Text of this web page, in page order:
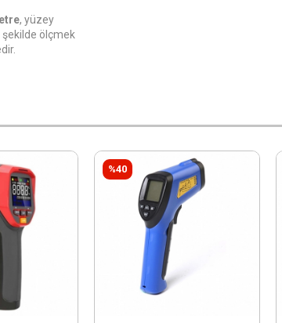
, yüzey
şekilde ölçmek
%40